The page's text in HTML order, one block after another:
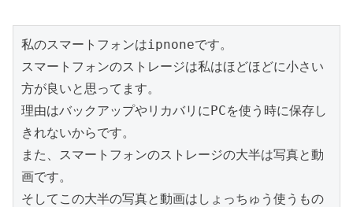
私のスマートフォンはipnoneです。
スマートフォンのストレージは私はほどほどに小さい
方が良いと思ってます。
理由はバックアップやリカバリにPCを使う時に保存し
きれないからです。
また、スマートフォンのストレージの大半は写真と動
画です。
そしてこの大半の写真と動画はしょっちゅう使うもの